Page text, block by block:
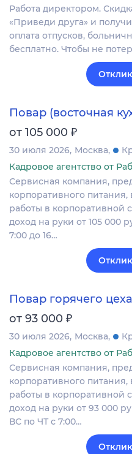
Работа директором.
«Пpивeди дpугa» и
оплата отпусков,
бесплатно. Чтобы не
Повар (восточная
от 105 000 ₽
30 июля 2026 Москва
Кадровое агентство от
Сервисная компания,
корпоративного питания,
работы в корпоративной
доход на руки от 105 000
7:00 до 16…
Повар горячего цеха
от 93 000 ₽
30 июля 2026 Москва
Кадровое агентство от
Сервисная компания,
корпоративного питания,
работы в корпоративной
доход на руки от 93 000
ВС по ЧТ с 7:00…